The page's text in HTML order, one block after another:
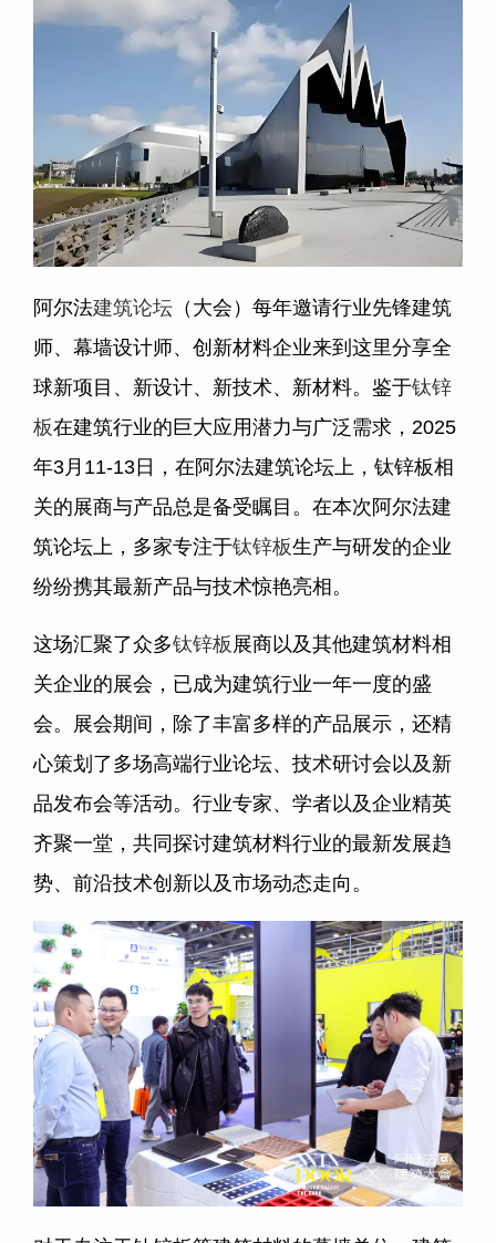
阿尔法建筑论坛 （大会）每年邀请行业先锋建筑
师、幕墙设计师、创新材料企业来到这里分享全
球新项目、新设计、新技术、新材料。鉴于钛锌
板在建筑行业的巨大应用潜力与广泛需求，2025
年3月11-13日，在阿尔法建筑论坛上，钛锌板相
关的展商与产品总是备受瞩目。在本次阿尔法建
筑论坛上，多家专注于钛锌板生产与研发的企业
纷纷携其最新产品与技术惊艳亮相。
这场汇聚了众多钛锌板 展商以及其他建筑材料相
关企业的展会，已成为建筑行业一年一度的盛
会。展会期间，除了丰富多样的产品展示，还精
心策划了多场高端行业论坛、技术研讨会以及新
品发布会等活动。行业专家、学者以及企业精英
齐聚一堂，共同探讨建筑材料行业的最新发展趋
势、前沿技术创新以及市场动态走向。